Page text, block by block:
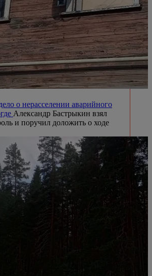
о нерасселении аварийного
Александр Бастрыкин взял
и поручил доложить о ходе